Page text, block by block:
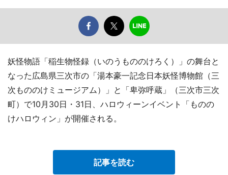
妖怪物語「稲生物怪録（いのうもののけろく）」の舞台と
なった広島県三次市の「湯本豪一記念日本妖怪博物館（三
次もののけミュージアム）」と「卑弥呼蔵」（三次市三次
町）で10月30日・31日、ハロウィーンイベント「ものの
けハロウィン」が開催される。
記事を読む